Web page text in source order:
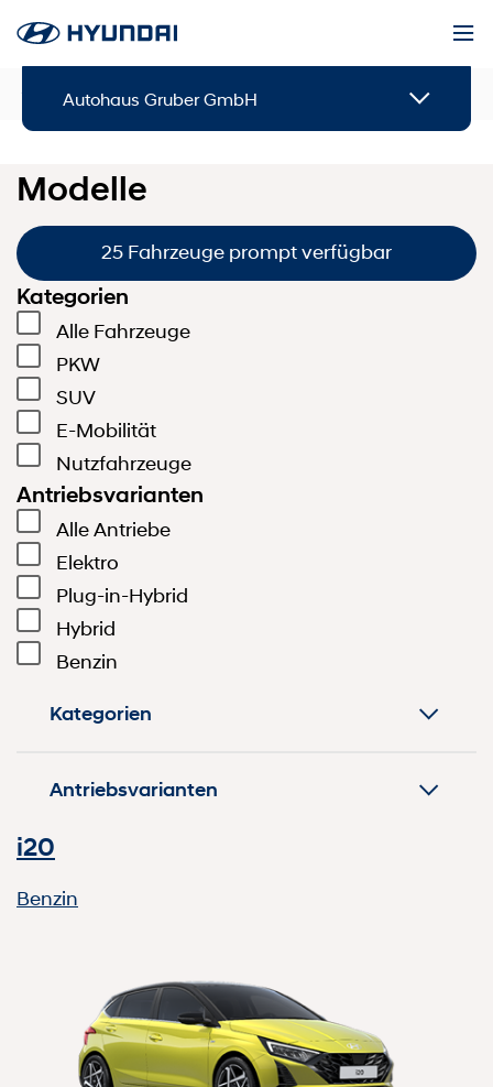
Autohaus Gruber GmbH
Modelle
Modelle
25 Fahrzeuge prompt verfügbar
Kategorien
Alle Fahrzeuge
PKW
SUV
E-Mobilität
Nutzfahrzeuge
Antriebsvarianten
Alle Antriebe
Elektro
Plug-in-Hybrid
Hybrid
Benzin
Kategorien
Antriebsvarianten
i20
Benzin